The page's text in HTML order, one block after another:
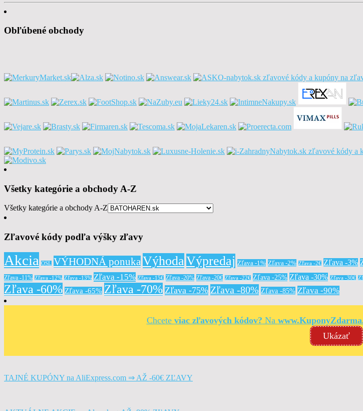
Obľúbené obchody
Všetky kategórie a obchody A-Z
Všetky kategórie a obchody A-Z
Zľavové kódy podľa výšky zľavy
Akcia OSL VÝHODNÁ ponukaVýhoda Výpredaj Zľava -1% Zľava -2% Zľava -2€ Zľava -3%
Zľava -11% Zľava -12% Zľava -13% Zľava -15% Zľava -15€ Zľava -20% Zľava -20€ Zľava -22€ Zľava -25% Zľava -30% Zľava -30€
Zľava -60% Zľava -65% Zľava -70% Zľava -75% Zľava -80% Zľava -85% Zľava -90%
Chcete viac zľavových kódov? Na
Ukázať
TAJNÉ KUPÓNY na AliExpress.com ⇒ AŽ -60€ ZĽAVY